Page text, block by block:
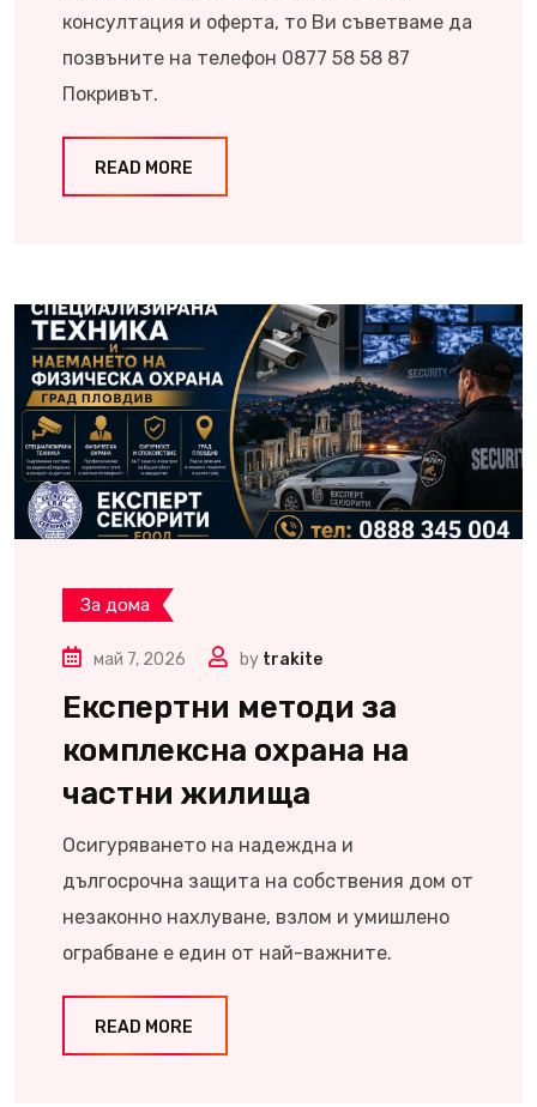
консултация и оферта, то Ви съветваме да
позвъните на телефон 0877 58 58 87
Покривът.
READ MORE
За дома
май 7, 2026 by trakite
Експертни методи за
комплексна охрана на
частни жилища
Осигуряването на надеждна и
дългосрочна защита на собствения дом от
незаконно нахлуване, взлом и умишлено
ограбване е един от най-важните.
READ MORE